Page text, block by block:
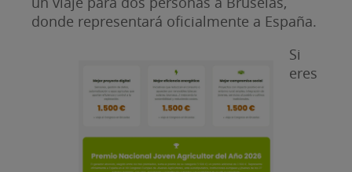
donde representará oficialmente a España.
Si
eres